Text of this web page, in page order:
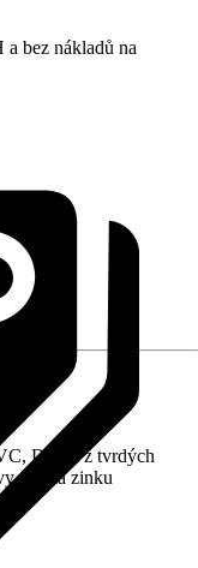
bez nákladů na
Deska z tvrdých
vyjma zinku